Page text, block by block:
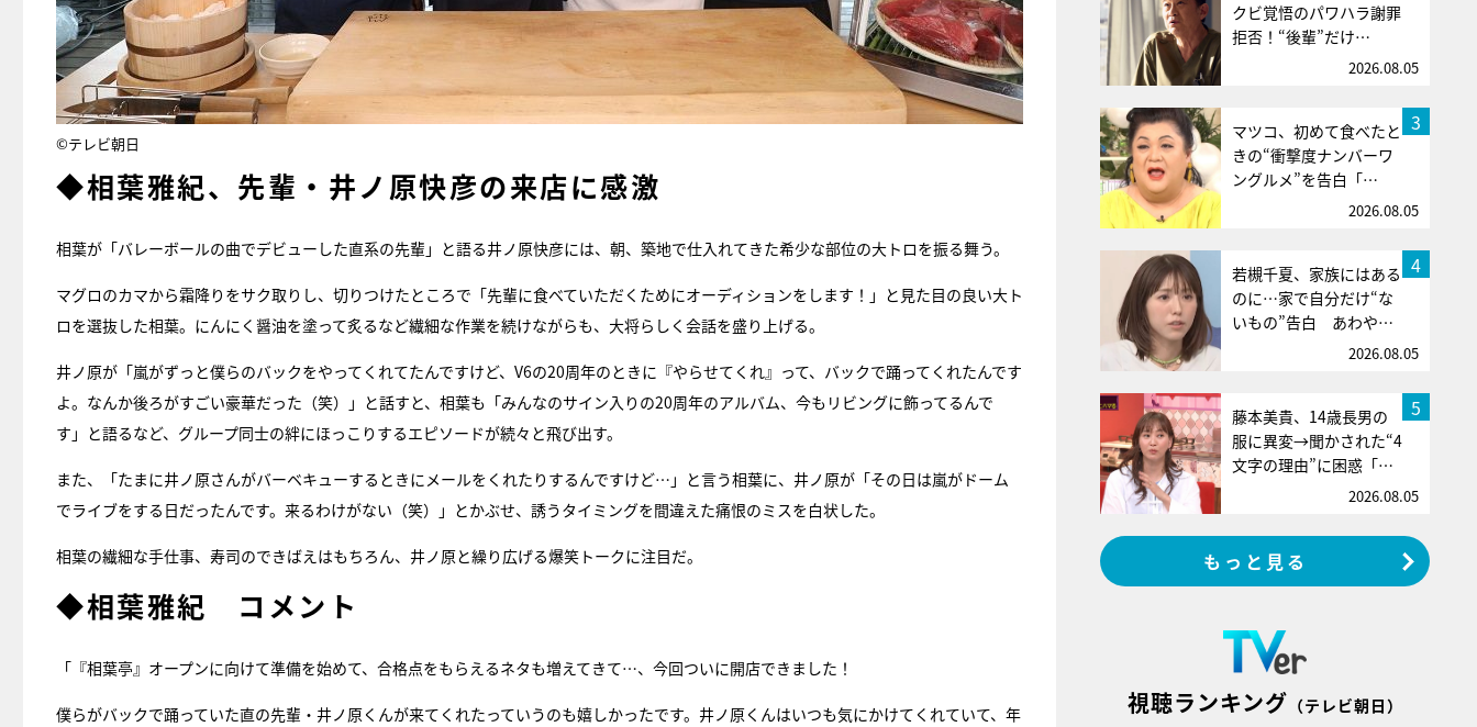
©テレビ朝日
◆相葉雅紀、先輩・井ノ原快彦の来店に感激
相葉が「バレーボールの曲でデビューした直系の先輩」と語る井ノ原快彦には、朝、築地で仕入れてきた希少な部位の大トロを振る舞う。
マグロのカマから霜降りをサク取りし、切りつけたところで「先輩に食べていただくためにオーディションをします！」と見た目の良い大ト
ロを選抜した相葉。にんにく醤油を塗って炙るなど繊細な作業を続けながらも、大将らしく会話を盛り上げる。
井ノ原が「嵐がずっと僕らのバックをやってくれてたんですけど、V6の20周年のときに『やらせてくれ』って、バックで踊ってくれたんです
よ。なんか後ろがすごい豪華だった（笑）」と話すと、相葉も「みんなのサイン入りの20周年のアルバム、今もリビングに飾ってるんで
す」と語るなど、グループ同士の絆にほっこりするエピソードが続々と飛び出す。
また、「たまに井ノ原さんがバーベキューするときにメールをくれたりするんですけど…」と言う相葉に、井ノ原が「その日は嵐がドーム
でライブをする日だったんです。来るわけがない（笑）」とかぶせ、誘うタイミングを間違えた痛恨のミスを白状した。
相葉の繊細な手仕事、寿司のできばえはもちろん、井ノ原と繰り広げる爆笑トークに注目だ。
◆相葉雅紀 コメント
「『相葉亭』オープンに向けて準備を始めて、合格点をもらえるネタも増えてきて…、今回ついに開店できました！
僕らがバックで踊っていた直の先輩・井ノ原くんが来てくれたっていうのも嬉しかったです。井ノ原くんはいつも気にかけてくれていて、年
クビ覚悟のパワハラ謝罪
拒否！“後輩”だけ…
2026.08.05
3
マツコ、初めて食べたと
きの“衝撃度ナンバーワ
ングルメ”を告白「…
2026.08.05
4
若槻千夏、家族にはある
のに…家で自分だけ“な
いもの”告白 あわや…
2026.08.05
5
藤本美貴、14歳長男の
服に異変→聞かされた“4
文字の理由”に困惑「…
2026.08.05
もっと見る
視聴ランキング （テレビ朝日）